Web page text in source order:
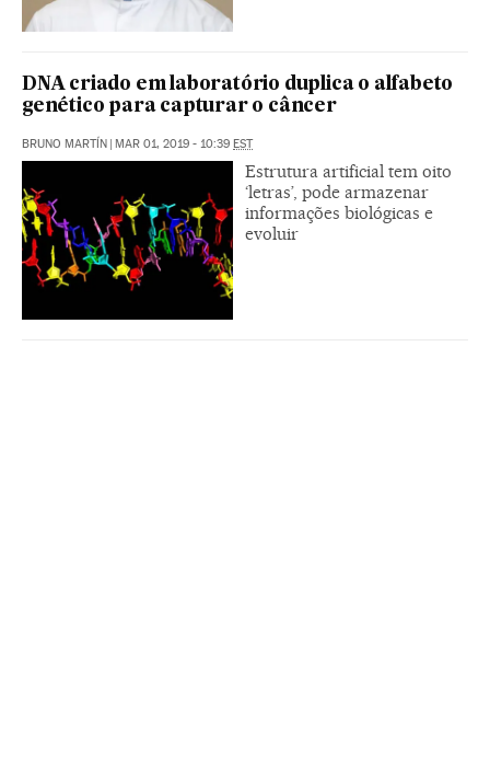
DNA criado em laboratório duplica o alfabeto
genético para capturar o câncer
BRUNO MARTÍN | MAR 01, 2019 - 10:39 EST
Estrutura artificial tem oito
‘letras’, pode armazenar
informações biológicas e
evoluir